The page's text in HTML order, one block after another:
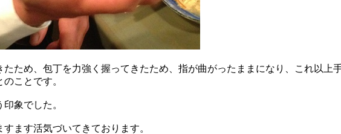
ため、包丁を力強く握ってきたため、指が曲がったままになり、これ以上
ことです。
象でした。
ます活気づいてきております。